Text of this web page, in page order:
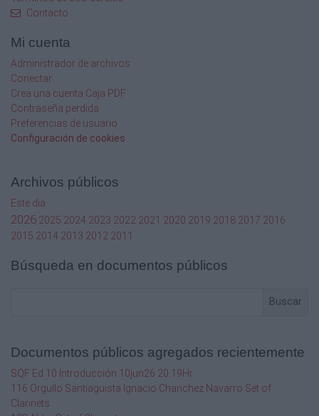
AGUASCALIENTES
RAFAEL BARVA ACEVES
23/03/1974
MASTER 30 VARONIL
LIBRE
AGUASCALIENTES
INDEPENDIENTE, AGS
AGUASCALIENTES
Contacto
Mi cuenta
Administrador de archivos
Conectar
Crea una cuenta Caja PDF
Contraseña perdida
Preferencias de usuario
Configuración de cookies
Archivos públicos
Este dia
2026 2025 2024 2023 2022 2021 2020 2019 2018 2017 2016
2015 2014 2013 2012 2011
Búsqueda en documentos públicos
Buscar
Documentos públicos agregados recientemente
SQF Ed 10 Introducción 10jun26 20.19Hr
116 Orgullo Santiaguista Ignacio Chanchez Navarro Set of
Clarinets